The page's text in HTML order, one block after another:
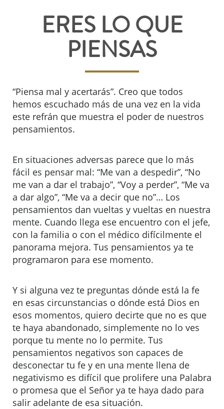
ERES LO QUE
PIENSAS
“Piensa mal y acertarás”. Creo que todos
hemos escuchado más de una vez en la vida
este refrán que muestra el poder de nuestros
pensamientos.
En situaciones adversas parece que lo más
fácil es pensar mal: “Me van a despedir”, “No
me van a dar el trabajo”, “Voy a perder”, “Me va
a dar algo”, “Me va a decir que no”… Los
pensamientos dan vueltas y vueltas en nuestra
mente. Cuando llega ese encuentro con el jefe,
con la familia o con el médico difícilmente el
panorama mejora. Tus pensamientos ya te
programaron para ese momento.
Y si alguna vez te preguntas dónde está la fe
en esas circunstancias o dónde está Dios en
esos momentos, quiero decirte que no es que
te haya abandonado, simplemente no lo ves
porque tu mente no lo permite. Tus
pensamientos negativos son capaces de
desconectar tu fe y en una mente llena de
negativismo es difícil que prolifere una Palabra
o promesa que el Señor ya te haya dado para
salir adelante de esa situación.